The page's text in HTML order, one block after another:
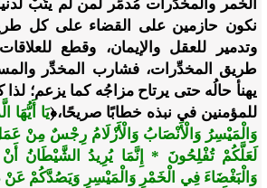
الخمر والمخدِّرات مُدمِّر لمن لم يتُبْ
نكون حازمين على القضاء على كل
وتدمير للعقل والإيمان، وقطع
طريق المخدِّرات، فشارب المخدِّر
يهنأ حالُه حتى يرتاح مزاجُه كما يزعم؛
للمؤمنين في نبذه خطابًا صريحًا،﴿يَا أَيُّهَا
وَالْمَيْسِرُ وَالْأَنْصَابُ وَالْأَزْلَامُ رِجْسٌ مِنْ
لَعَلَّكُمْ تُفْلِحُونَ * إِنَّمَا يُرِيدُ الشَّيْطَانُ أَنْ
وَالْبَغْضَاءَ فِي الْخَمْرِ وَالْمَيْسِرِ وَيَصُدَّكُمْ عَنْ